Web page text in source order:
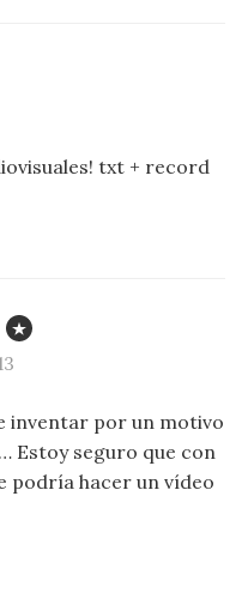
txt + record
inventar por un motivo
Estoy seguro que con
podría hacer un vídeo